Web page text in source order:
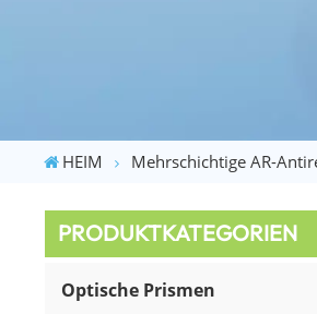
HEIM Mehrschichtige AR-
PRODUKTKATEGORIEN
Optische Prismen